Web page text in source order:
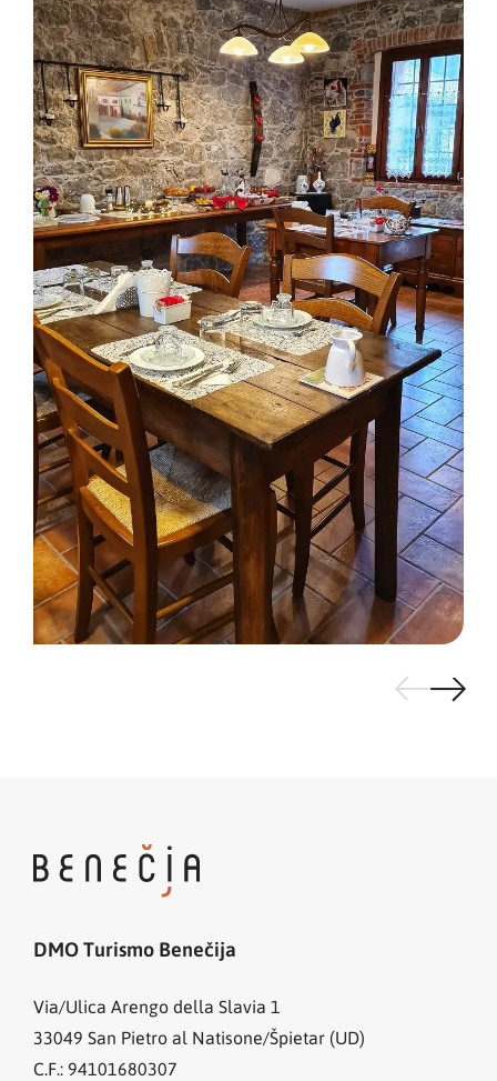
DMO Turismo Benečija
Via/Ulica Arengo della Slavia 1
33049 San Pietro al Natisone/Špietar (UD)
C.F.: 94101680307